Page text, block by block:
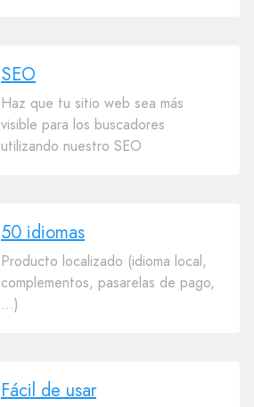
SEO
Haz que tu sitio web sea más
visible para los buscadores
utilizando nuestro SEO
50 idiomas
Producto localizado (idioma local,
complementos, pasarelas de pago,
…)
Fácil de usar